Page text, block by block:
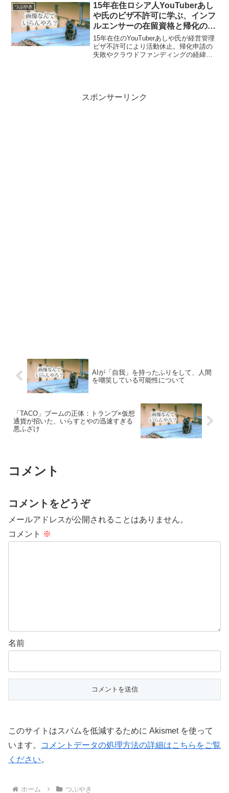
われた「巨大な画面という魔法」と、料
金に対する価値観の変化を深掘りしま
す。
つぶやき
15年在住ロシア人YouTuberあし
や氏のビザ不許可に学ぶ、インフ
ルエンサーの在留資格と帰化の厳
格な現実
15年在住のYouTuberあしや氏が経営管理
ビザ不許可により活動休止。帰化申請の
失敗やクラウドファンディングの経緯、
スポンサーリンク
AIが「自我」を持ったふりをして、人間
を嘲笑している可能性について
「TACO」ブームの正体：トランプ×仮想
通貨が招いた、いらすとやの迅速すぎる
悪ふざけ
コメント
コメントをどうぞ
メールアドレスが公開されることはありません。
コメント ※
名前
このサイトはスパムを低減するために Akismet を使って
います。
コメントデータの処理方法の詳細はこちらをご覧
ください。
ホーム つぶやき